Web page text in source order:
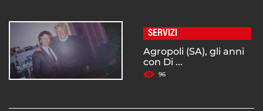
SERVIZI
Agropoli (SA), gli anni
con Di ...
96